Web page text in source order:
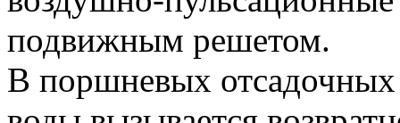
подвижным решетом.
В поршневых